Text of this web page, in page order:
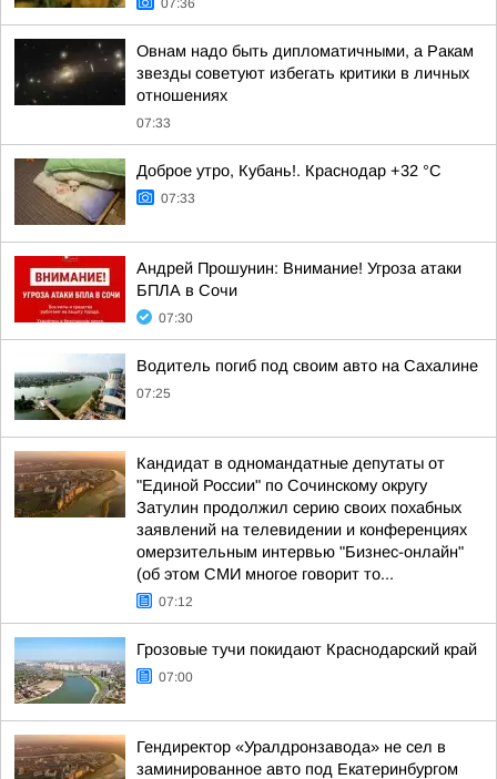
07:36
Овнам надо быть дипломатичными, а Ракам
звезды советуют избегать критики в личных
отношениях
07:33
Доброе утро, Кубань!. Краснодар +32 °С
07:33
Андрей Прошунин: Внимание! Угроза атаки
БПЛА в Сочи
07:30
Водитель погиб под своим авто на Сахалине
07:25
Кандидат в одномандатные депутаты от
"Единой России" по Сочинскому округу
Затулин продолжил серию своих похабных
заявлений на телевидении и конференциях
омерзительным интервью "Бизнес-онлайн"
(об этом СМИ многое говорит то...
07:12
Грозовые тучи покидают Краснодарский край
07:00
Гендиректор «Уралдронзавода» не сел в
заминированное авто под Екатеринбургом